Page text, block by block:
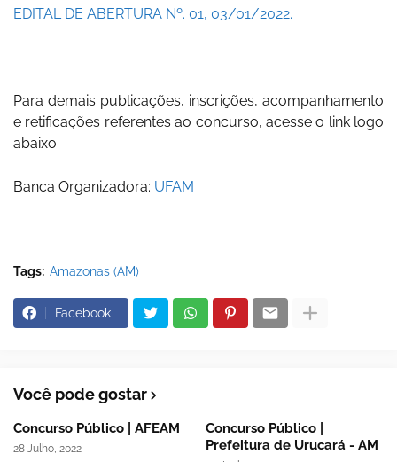
EDITAL DE ABERTURA Nº. 01, 03/01/2022.
Para demais publicações, inscrições, acompanhamento
e retificações referentes ao concurso, acesse o link logo
abaixo:
Banca Organizadora: UFAM
Tags: Amazonas (AM)
Facebook
Você pode gostar
Concurso Público | AFEAM
28 Julho, 2022
Concurso Público |
Prefeitura de Urucará - AM